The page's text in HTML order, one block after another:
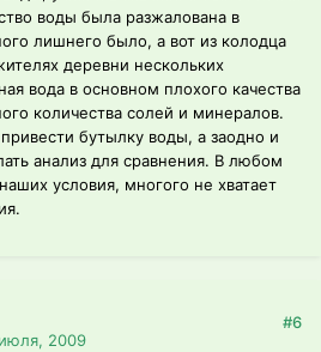
воды была разжалована в
лишнего было, а вот из колодца
деревни нескольких
вода в основном плохого качества
количества солей и минералов.
бутылку воды, а заодно и
анализ для сравнения. В любом
условия, многого не хватает
2009
#6